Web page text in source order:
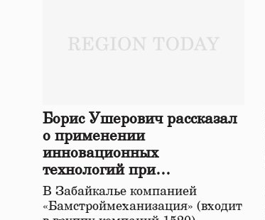
Борис Ушерович рассказал
о применении
инновационных
технологий при
строительстве нового моста
в Забайкалье
В Забайкалье компанией
«Бамстроймеханизация» (входит